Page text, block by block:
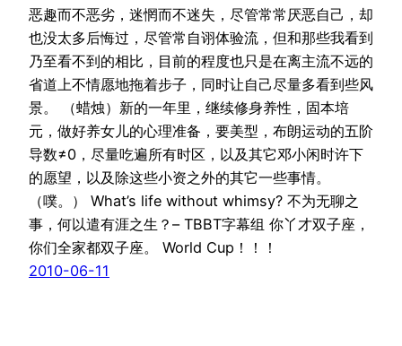
恶趣而不恶劣，迷惘而不迷失，尽管常常厌恶自己，却
也没太多后悔过，尽管常自诩体验流，但和那些我看到
乃至看不到的相比，目前的程度也只是在离主流不远的
省道上不情愿地拖着步子，同时让自己尽量多看到些风
景。 （蜡烛）新的一年里，继续修身养性，固本培
元，做好养女儿的心理准备，要美型，布朗运动的五阶
导数≠0，尽量吃遍所有时区，以及其它邓小闲时许下
的愿望，以及除这些小资之外的其它一些事情。
（噗。） What’s life without whimsy? 不为无聊之
事，何以遣有涯之生？– TBBT字幕组 你丫才双子座，
你们全家都双子座。 World Cup！！！
2010-06-11